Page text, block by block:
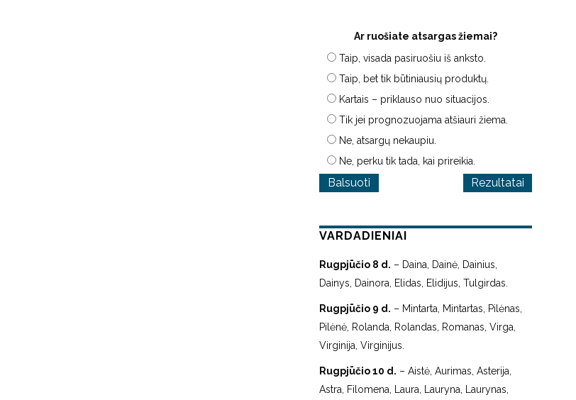
Ar ruošiate atsargas žiemai?
Taip, visada pasiruošiu iš anksto.
Taip, bet tik būtiniausių produktų.
Kartais – priklauso nuo situacijos.
Tik jei prognozuojama atšiauri žiema.
Ne, atsargų nekaupiu.
Ne, perku tik tada, kai prireikia.
Rezultatai
VARDADIENIAI
Rugpjūčio 8 d. – Daina, Dainė, Dainius,
Dainys, Dainora, Elidas, Elidijus, Tulgirdas.
Rugpjūčio 9 d. – Mintarta, Mintartas, Pilėnas,
Pilėnė, Rolanda, Rolandas, Romanas, Virga,
Virginija, Virginijus.
Rugpjūčio 10 d. – Aistė, Aurimas, Asterija,
Astra, Filomena, Laura, Lauryna, Laurynas,